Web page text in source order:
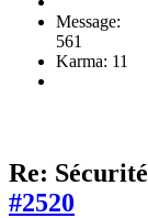
Message:
561
Karma: 11
Re:
#2520